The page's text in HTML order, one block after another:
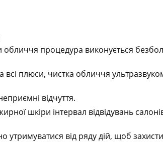
обличчя процедура виконується
плюси, чистка обличчя
відчуття.
шкіри інтервал відвідувань
від ряду дій, щоб